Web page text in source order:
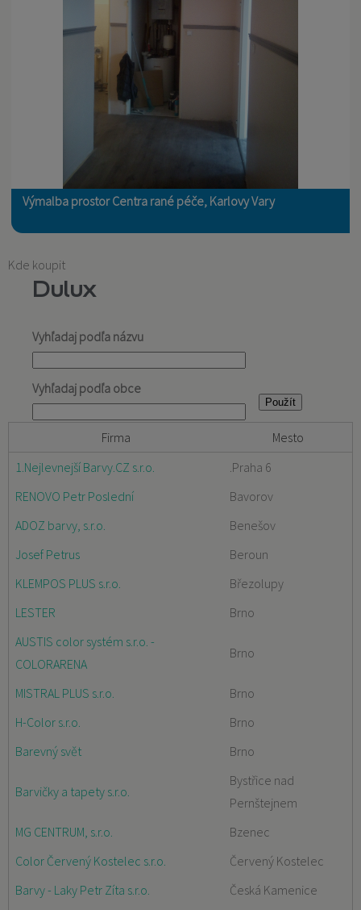
Výmalba prostor Centra rané péče, Karlovy Vary
Kde koupit
Dulux
Vyhľadaj podľa názvu
Vyhľadaj podľa obce
Firma
Mesto
1.Nejlevnejší Barvy.CZ s.r.o.
.Praha 6
RENOVO Petr Poslední
Bavorov
ADOZ barvy, s.r.o.
Benešov
Josef Petrus
Beroun
KLEMPOS PLUS s.r.o.
Březolupy
LESTER
Brno
AUSTIS color systém s.r.o. -
COLORARENA
Brno
MISTRAL PLUS s.r.o.
Brno
H-Color s.r.o.
Brno
Barevný svět
Brno
Barvičky a tapety s.r.o.
Bystřice nad
Pernštejnem
MG CENTRUM, s.r.o.
Bzenec
Color Červený Kostelec s.r.o.
Červený Kostelec
Barvy - Laky Petr Zíta s.r.o.
Česká Kamenice